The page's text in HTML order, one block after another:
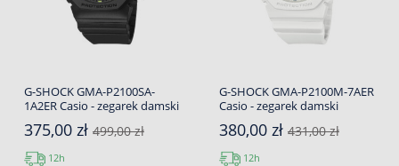
G-SHOCK GMA-P2100SA-
1A2ER Casio - zegarek damski
375,00 zł 499,00 zł
12h
G-SHOCK GMA-P2100M-7AER
Casio - zegarek damski
380,00 zł 431,00 zł
12h